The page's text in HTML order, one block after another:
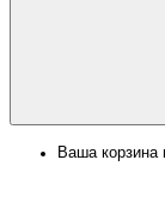
Ваша корзина